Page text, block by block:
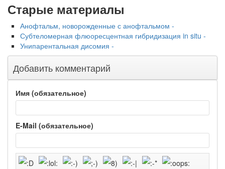
Старые материалы
Анофтальм, новорожденные с анофтальмом -
Субтеломерная флюоресцентная гибридизация in situ -
Унипарентальная дисомия -
Добавить комментарий
Имя (обязательное)
E-Mail (обязательное)